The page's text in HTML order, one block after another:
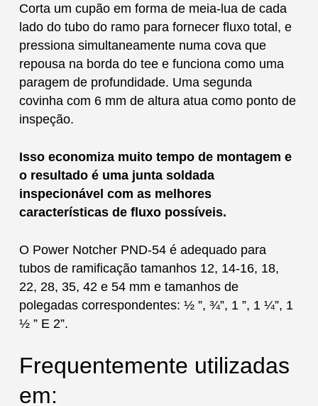
Corta um cupão em forma de meia-lua de cada
lado do tubo do ramo para fornecer fluxo total, e
pressiona simultaneamente numa cova que
repousa na borda do tee e funciona como uma
paragem de profundidade. Uma segunda
covinha com 6 mm de altura atua como ponto de
inspeção.
Isso economiza muito tempo de montagem e
o resultado é uma junta soldada
inspecionável com as melhores
características de fluxo possíveis.
O Power Notcher PND-54 é adequado para
tubos de ramificação tamanhos 12, 14-16, 18,
22, 28, 35, 42 e 54 mm e tamanhos de
polegadas correspondentes: ½ ”, ¾”, 1 ”, 1 ¼”, 1
½ ” E 2”.
Frequentemente utilizadas
em: